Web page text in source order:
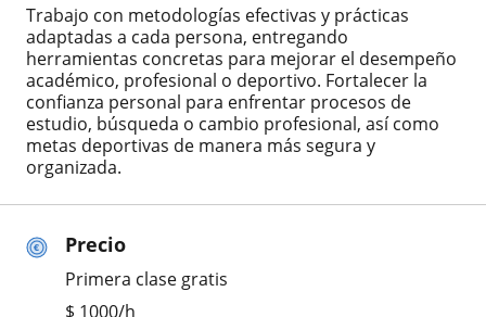
Precio
Primera clase gratis
$ 1000/h
Trabajo con metodologías efectivas y prácticas
adaptadas a cada persona, entregando
herramientas concretas para mejorar el desempeño
académico, profesional o deportivo. Fortalecer la
confianza personal para enfrentar procesos de
estudio, búsqueda o cambio profesional, así como
metas deportivas de manera más segura y
organizada.